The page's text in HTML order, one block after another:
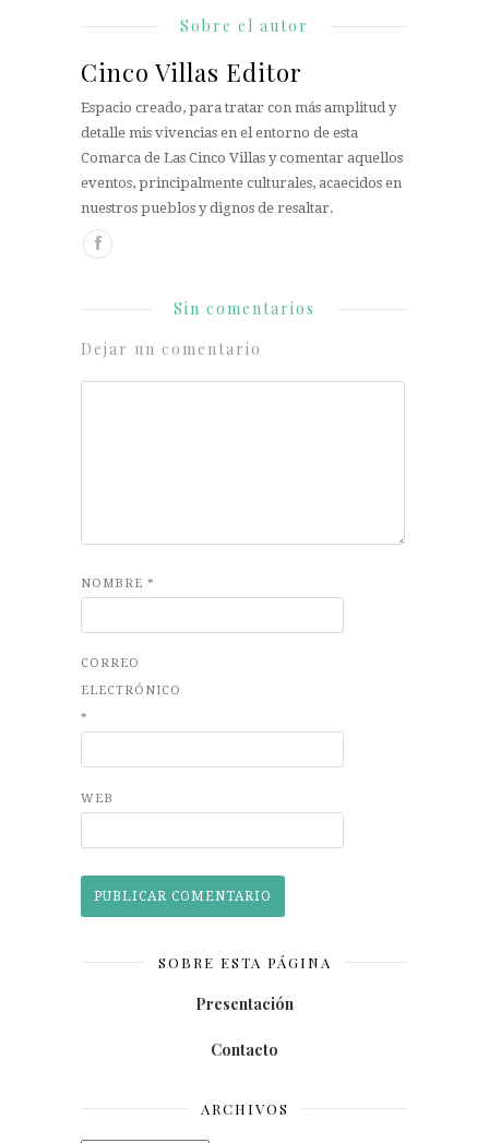
Sobre el autor
Cinco Villas Editor
Espacio creado, para tratar con más amplitud y
detalle mis vivencias en el entorno de esta
Comarca de Las Cinco Villas y comentar aquellos
eventos, principalmente culturales, acaecidos en
nuestros pueblos y dignos de resaltar.
Sin comentarios
Dejar un comentario
NOMBRE *
CORREO
ELECTRÓNICO
*
WEB
SOBRE ESTA PÁGINA
Presentación
Contacto
ARCHIVOS